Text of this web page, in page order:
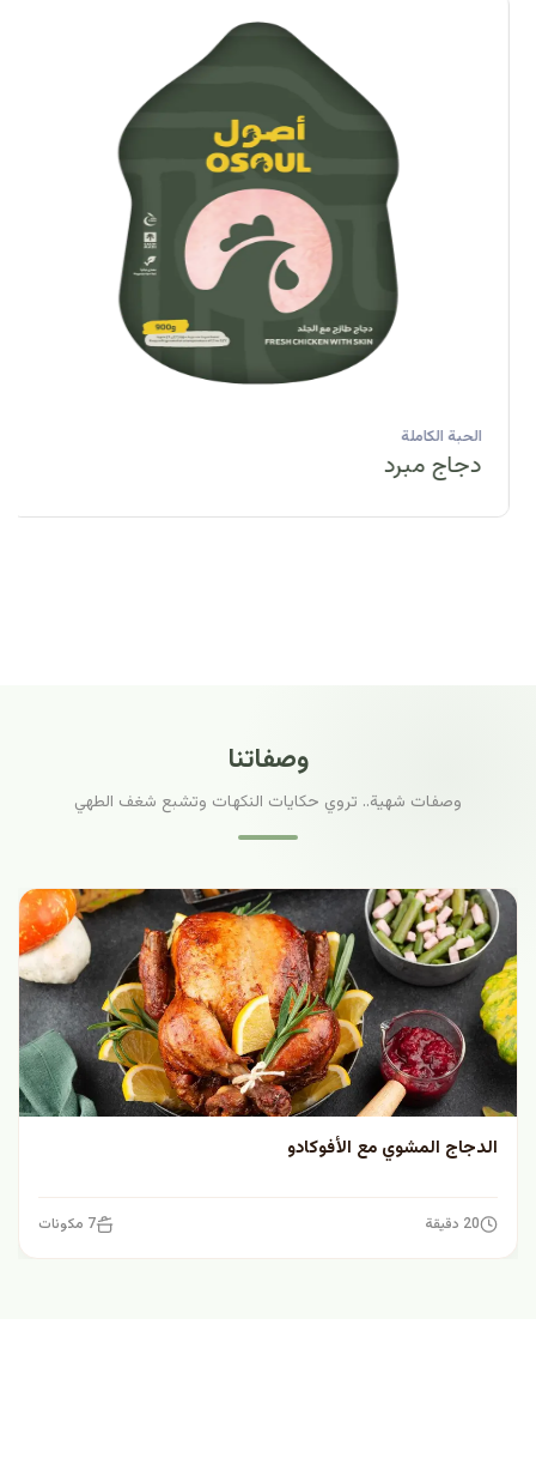
الحبة الكاملة
دجاج مبرد
وصفاتنا
وصفات شهية.. تروي حكايات النكهات وتشبع شغف الطهي
الدجاج المشوي مع الأفوكادو
20 دقيقة 7 مكونات